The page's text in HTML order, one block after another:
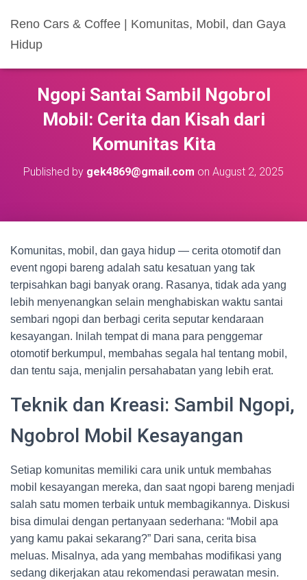
Reno Cars & Coffee | Komunitas, Mobil, dan Gaya
Hidup
Ngopi Santai Sambil Ngobrol
Mobil: Cerita dan Kisah dari
Komunitas Kita
Published by gek4869@gmail.com on August 2, 2025
Komunitas, mobil, dan gaya hidup — cerita otomotif dan
event ngopi bareng adalah satu kesatuan yang tak
terpisahkan bagi banyak orang. Rasanya, tidak ada yang
lebih menyenangkan selain menghabiskan waktu santai
sembari ngopi dan berbagi cerita seputar kendaraan
kesayangan. Inilah tempat di mana para penggemar
otomotif berkumpul, membahas segala hal tentang mobil,
dan tentu saja, menjalin persahabatan yang lebih erat.
Teknik dan Kreasi: Sambil Ngopi,
Ngobrol Mobil Kesayangan
Setiap komunitas memiliki cara unik untuk membahas
mobil kesayangan mereka, dan saat ngopi bareng menjadi
salah satu momen terbaik untuk membagikannya. Diskusi
bisa dimulai dengan pertanyaan sederhana: “Mobil apa
yang kamu pakai sekarang?” Dari sana, cerita bisa
meluas. Misalnya, ada yang membahas modifikasi yang
sedang dikerjakan atau rekomendasi perawatan mesin.